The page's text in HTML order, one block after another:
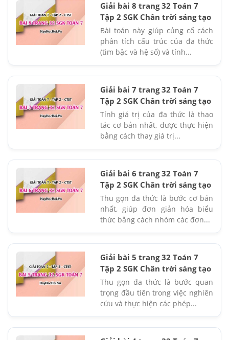
Giải bài 8 trang 32 Toán 7
Tập 2 SGK Chân trời sáng tạo
Bài toán này giúp củng cố cách
phân tích cấu trúc của đa thức
(tìm bậc và hệ số) và tính...
Giải bài 7 trang 32 Toán 7
Tập 2 SGK Chân trời sáng tạo
Tính giá trị của đa thức là thao
tác cơ bản nhất, được thực hiện
bằng cách thay giá trị...
Giải bài 6 trang 32 Toán 7
Tập 2 SGK Chân trời sáng tạo
Thu gọn đa thức là bước cơ bản
nhất, giúp đơn giản hóa biểu
thức bằng cách nhóm các đơn...
Giải bài 5 trang 32 Toán 7
Tập 2 SGK Chân trời sáng tạo
Thu gọn đa thức là bước quan
trọng đầu tiên trong việc nghiên
cứu và thực hiện các phép...